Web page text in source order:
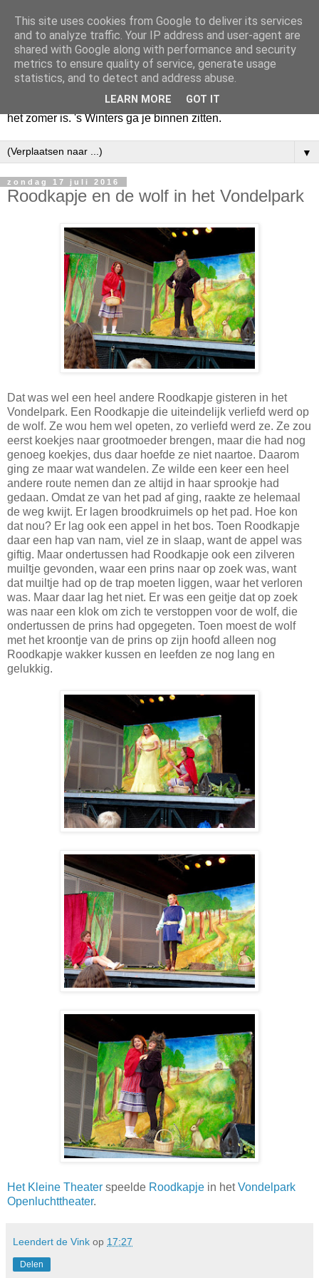
Huize Zeezicht
Als het lente is, lees ik een krant op een terras en drink een
latte uit een glas. Of om het even een boek met een
cappuccino of een dubbele espresso. Maar dat kan ook als
het zomer is. 's Winters ga je binnen zitten.
▼
zondag 17 juli 2016
Roodkapje en de wolf in het Vondelpark
Dat was wel een heel andere Roodkapje gisteren in het
Vondelpark. Een Roodkapje die uiteindelijk verliefd werd op
de wolf. Ze wou hem wel opeten, zo verliefd werd ze. Ze zou
eerst koekjes naar grootmoeder brengen, maar die had nog
genoeg koekjes, dus daar hoefde ze niet naartoe. Daarom
ging ze maar wat wandelen. Ze wilde een keer een heel
andere route nemen dan ze altijd in haar sprookje had
gedaan. Omdat ze van het pad af ging, raakte ze helemaal
de weg kwijt. Er lagen broodkruimels op het pad. Hoe kon
dat nou? Er lag ook een appel in het bos. Toen Roodkapje
daar een hap van nam, viel ze in slaap, want de appel was
giftig. Maar ondertussen had Roodkapje ook een zilveren
muiltje gevonden, waar een prins naar op zoek was, want
dat muiltje had op de trap moeten liggen, waar het verloren
was. Maar daar lag het niet. Er was een geitje dat op zoek
was naar een klok om zich te verstoppen voor de wolf, die
ondertussen de prins had opgegeten. Toen moest de wolf
met het kroontje van de prins op zijn hoofd alleen nog
Roodkapje wakker kussen en leefden ze nog lang en
gelukkig.
Het Kleine Theater speelde Roodkapje in hetVondelpark
Openluchttheater.
Leendert de Vink op 17:27
Delen
This site uses cookies from Google to deliver its services
and to analyze traffic. Your IP address and user-agent are
shared with Google along with performance and security
metrics to ensure quality of service, generate usage
statistics, and to detect and address abuse.
LEARN MORE GOT IT